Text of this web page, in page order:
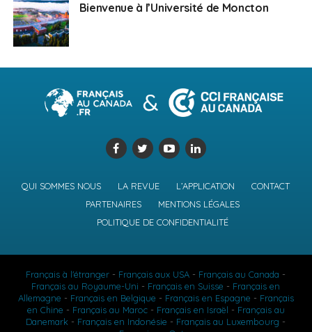
Bienvenue à l’Université de Moncton
QUI SOMMES NOUS LA REVUE L’APPLICATION
CONTACT
PARTENAIRES
MENTIONS LÉGALES
POLITIQUE DE CONFIDENTIALITÉ
Français à l'étranger - Français aux USA - Français au Canada -
Français au Royaume-Uni - Français en Suisse - Français en
Allemagne - Français en Belgique - Français en Espagne - Français
en Chine - Français au Maroc- Français en Israël - Français au
Danemark - Français en Indonésie - Français au Luxembourg -